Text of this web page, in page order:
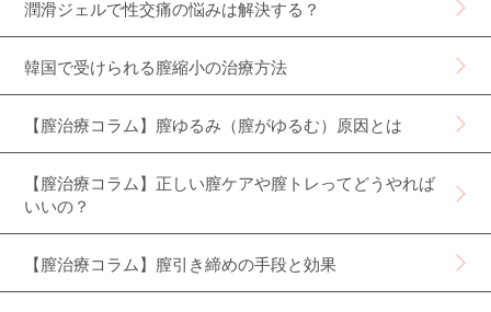
潤滑ジェルで性交痛の悩みは解決する？
韓国で受けられる膣縮小の治療方法
【膣治療コラム】膣ゆるみ（膣がゆるむ）原因とは
【膣治療コラム】正しい膣ケアや膣トレってどうやれば
いいの？
【膣治療コラム】膣引き締めの手段と効果